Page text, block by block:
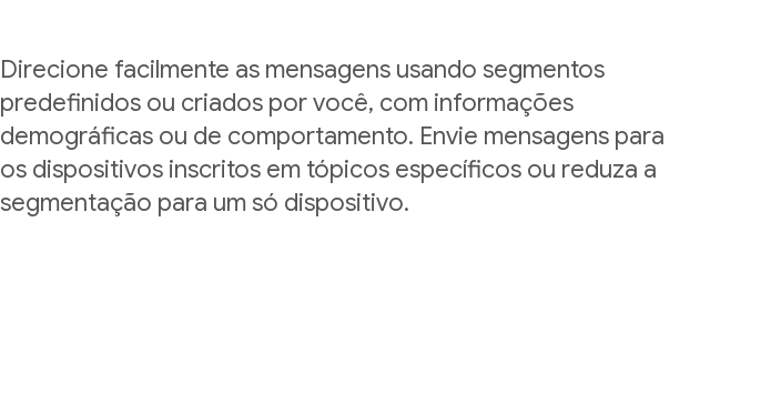
Direcione facilmente as mensagens usando segmentos
predefinidos ou criados por você, com informações
demográficas ou de comportamento. Envie mensagens para
os dispositivos inscritos em tópicos específicos ou reduza a
segmentação para um só dispositivo.